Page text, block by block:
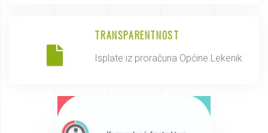
TRANSPARENTNOST
Isplate iz proračuna Općine Lekenik